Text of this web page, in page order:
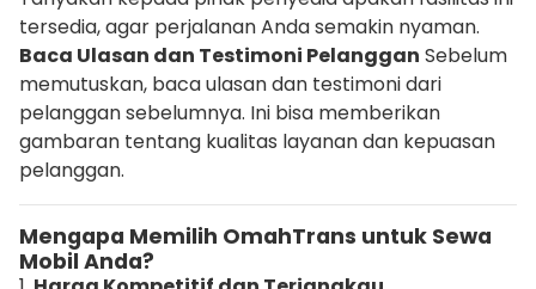
tersedia, agar perjalanan Anda semakin nyaman.
Baca Ulasan dan Testimoni Pelanggan Sebelum
memutuskan, baca ulasan dan testimoni dari
pelanggan sebelumnya. Ini bisa memberikan
gambaran tentang kualitas layanan dan kepuasan
pelanggan.
Mengapa Memilih OmahTrans untuk Sewa
Mobil Anda?